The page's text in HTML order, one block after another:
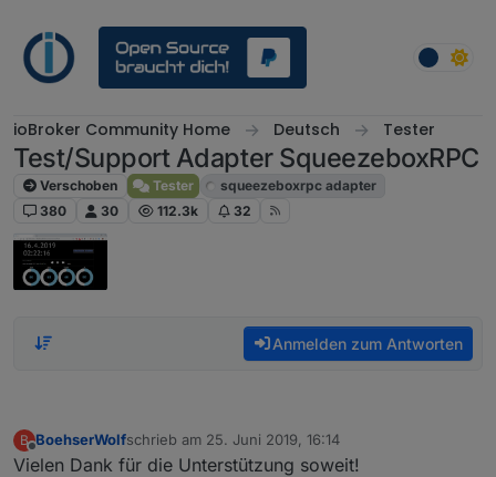
ioBroker Community Home Deutsch Tester
Test/Support Adapter SqueezeboxRPC
Verschoben Tester
squeezeboxrpc adapter
380
30 112.3k 32
Anmelden zum Antworten
B
Offline
BoehserWolfschrieb am 25. Juni 2019, 16:14
zuletzt editiert von
Vielen Dank für die Unterstützung soweit!